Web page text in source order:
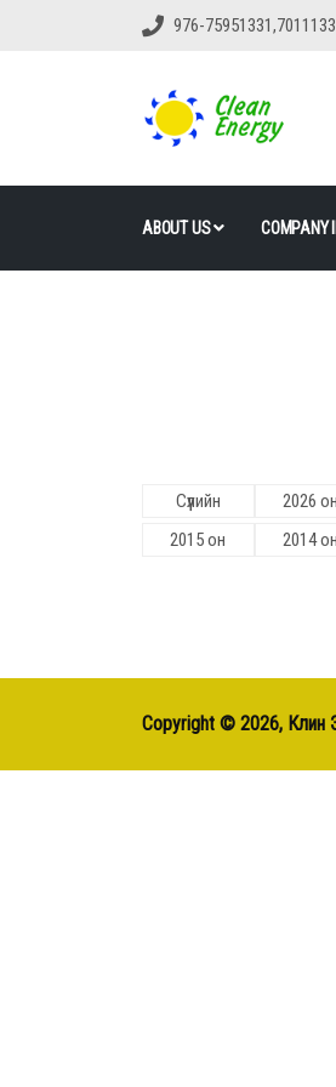
976-
ABOUT US COMPANY
Сүүлийн 2026 он
2015 он
2014 он
Copyright © 2026, Клин